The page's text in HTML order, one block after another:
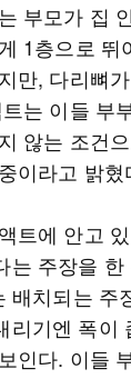
부모가 집
1층으로 뛰
만, 다리뼈
는 이들 부
않는 조건
이라고 밝혔
트에 안고
는 주장을
배치되는 주
리기엔 폭이
인다. 이들